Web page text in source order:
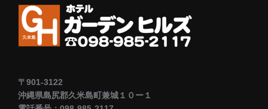
〒901-3122
沖縄県島尻郡久米島町兼城１０ー１